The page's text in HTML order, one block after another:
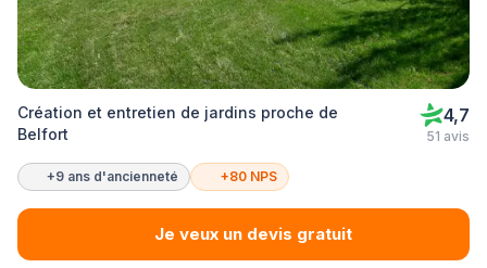
Création et entretien de jardins proche de
Belfort
4,7
51 avis
+9 ans d'ancienneté +80 NPS
Je veux un devis gratuit